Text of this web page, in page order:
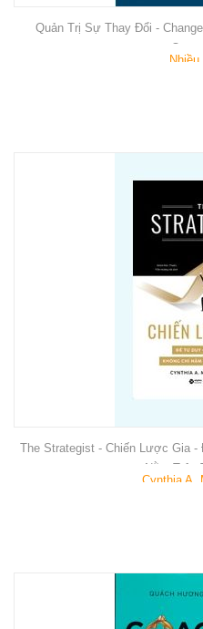
Quản Trị Sự Thay Đổi -
The Strategist - Chiến Lược Gia
Nằm Trên
Cynthia A.